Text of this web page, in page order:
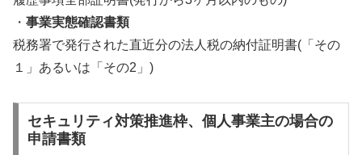
・ 事業実態確認書類
税務署で発行された直近分の法人税の納付証明書(「その
１」あるいは「その2」)
セキュリティ対策推進枠、個人事業主の場合の
申請書類